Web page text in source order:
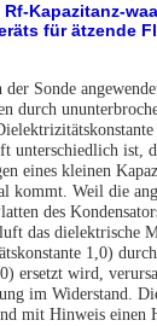
Rf-Kapazitanz-
für ätzende
Sonde
durch
unterschiedlich ist,
eines kleinen
kommt. Weil die
des
das dielektrische
1,0)
ersetzt wird,
im Widerstand.
mit Hinweis einen